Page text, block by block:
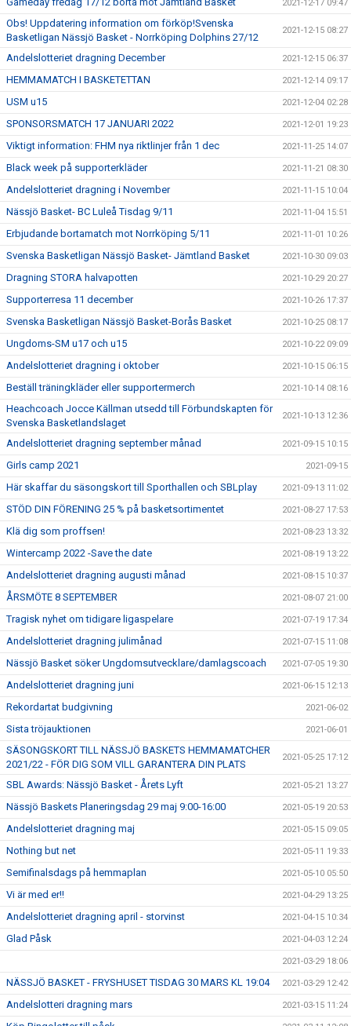
2021-12-17 09:47
Obs! Uppdatering information om förköp!Svenska
Basketligan Nässjö Basket - Norrköping Dolphins 27/12
2021-12-15 08:27
Andelslotteriet dragning December 2021-12-15 06:37
HEMMAMATCH I BASKETETTAN 2021-12-14 09:17
USM u15 2021-12-04 02:28
SPONSORSMATCH 17 JANUARI 2022 2021-12-01 19:23
Viktigt information: FHM nya riktlinjer från 1 dec 2021-11-25 14:07
Black week på supporterkläder 2021-11-21 08:30
Andelslotteriet dragning i November 2021-11-15 10:04
Nässjö Basket- BC Luleå Tisdag 9/11 2021-11-04 15:51
Erbjudande bortamatch mot Norrköping 5/11 2021-11-01 10:26
Svenska Basketligan Nässjö Basket- Jämtland Basket 2021-10-30 09:03
Dragning STORA halvapotten 2021-10-29 20:27
Supporterresa 11 december 2021-10-26 17:37
Svenska Basketligan Nässjö Basket-Borås Basket 2021-10-25 08:17
Ungdoms-SM u17 och u15 2021-10-22 09:09
Andelslotteriet dragning i oktober 2021-10-15 06:15
Beställ träningkläder eller supportermerch 2021-10-14 08:16
Heachcoach Jocce Källman utsedd till Förbundskapten för
Svenska Basketlandslaget
2021-10-13 12:36
Andelslotteriet dragning september månad 2021-09-15 10:15
Girls camp 2021 2021-09-15
Här skaffar du säsongskort till Sporthallen och SBLplay 2021-09-13 11:02
STÖD DIN FÖRENING 25 % på basketsortimentet 2021-08-27 17:53
Klä dig som proffsen! 2021-08-23 13:32
Wintercamp 2022 -Save the date 2021-08-19 13:22
Andelslotteriet dragning augusti månad 2021-08-15 10:37
ÅRSMÖTE 8 SEPTEMBER 2021-08-07 21:00
Tragisk nyhet om tidigare ligaspelare 2021-07-19 17:34
Andelslotteriet dragning julimånad 2021-07-15 11:08
Nässjö Basket söker Ungdomsutvecklare/damlagscoach 2021-07-05 19:30
Andelslotteriet dragning juni 2021-06-15 12:13
Rekordartat budgivning 2021-06-02
Sista tröjauktionen 2021-06-01
SÄSONGSKORT TILL NÄSSJÖ BASKETS HEMMAMATCHER
2021/22 - FÖR DIG SOM VILL GARANTERA DIN PLATS
2021-05-25 17:12
SBL Awards: Nässjö Basket - Årets Lyft 2021-05-21 13:27
Nässjö Baskets Planeringsdag 29 maj 9:00-16:00 2021-05-19 20:53
Andelslotteriet dragning maj 2021-05-15 09:05
Nothing but net 2021-05-11 19:33
Semifinalsdags på hemmaplan 2021-05-10 05:50
Vi är med er!! 2021-04-29 13:25
Andelslotteriet dragning april - storvinst 2021-04-15 10:34
Glad Påsk 2021-04-03 12:24
2021-03-29 18:06
NÄSSJÖ BASKET - FRYSHUSET TISDAG 30 MARS KL 19:04 2021-03-29 12:42
Andelslotteri dragning mars 2021-03-15 11:24